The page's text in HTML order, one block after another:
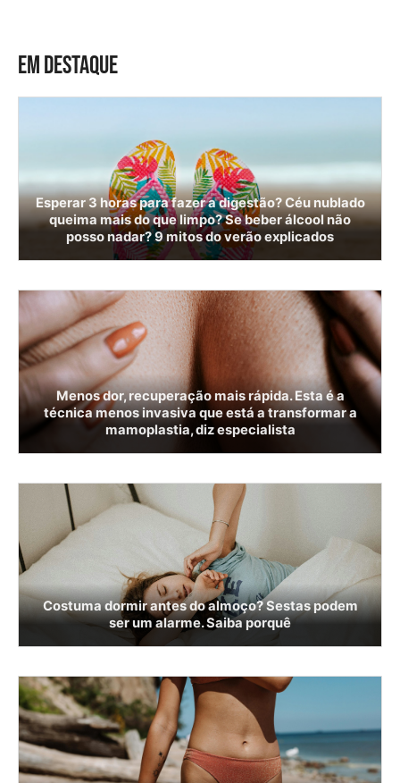
EM DESTAQUE
Esperar 3 horas para fazer a digestão? Céu nublado
queima mais do que limpo? Se beber álcool não
posso nadar? 9 mitos do verão explicados
Menos dor, recuperação mais rápida. Esta é a
técnica menos invasiva que está a transformar a
mamoplastia, diz especialista
Costuma dormir antes do almoço? Sestas podem
ser um alarme. Saiba porquê